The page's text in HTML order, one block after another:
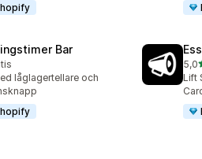
Bar
totalt
låglagertellare och
5,0
Lift